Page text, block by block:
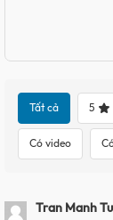
Tất cả 5
Có video
Tran Manh